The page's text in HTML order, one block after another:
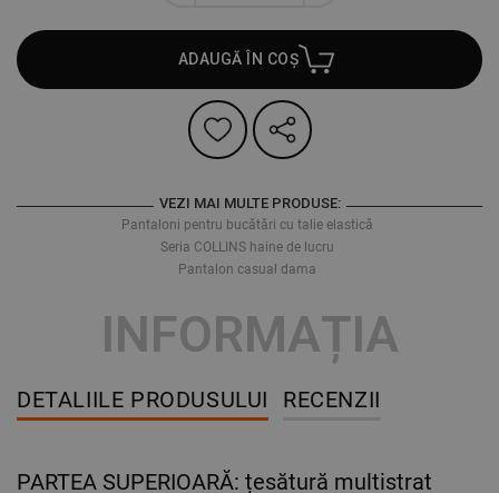
ADAUGĂ ÎN COȘ
VEZI MAI MULTE PRODUSE:
Pantaloni pentru bucătări cu talie elastică
Seria COLLINS haine de lucru
Pantalon casual dama
INFORMAȚIA
DETALIILE PRODUSULUI RECENZII
PARTEA SUPERIOARĂ: țesătură multistrat